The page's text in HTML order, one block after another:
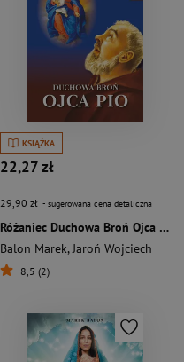
KSIĄŻKA
22,27 zł
29,90 zł - sugerowana cena detaliczna
Różaniec Duchowa Broń Ojca Pio
Balon Marek,Jaroń Wojciech
8,5 (2)